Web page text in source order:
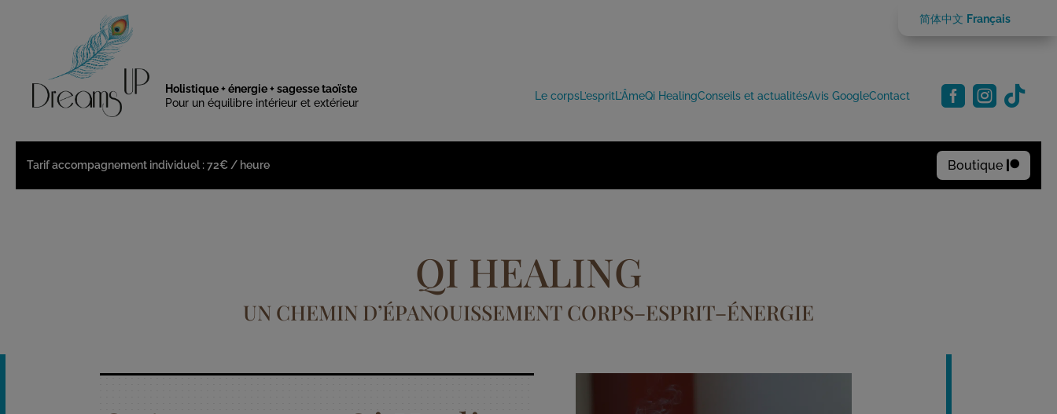
Holistique + énergie + sagesse taoïste
Pour un équilibre intérieur et extérieur
Le corpsL’espritL’ÂmeQi HealingConseils et actualitésAvis GoogleContact   
Tarif accompagnement individuel : 72€ / heure Boutique 
简体中文 Français
QI HEALING
UN CHEMIN D’ÉPANOUISSEMENT CORPS–ESPRIT–ÉNERGIE